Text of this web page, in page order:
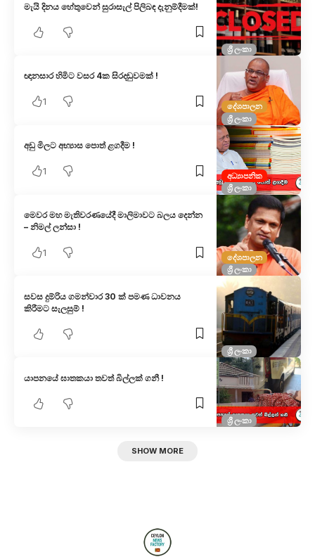
ශ්‍රී ලංකා
මැයි දිනය හේතුවෙන් සුරාසැල් පිලිබඳ දැනුම්දීමක්!
දේශපාලන
ශ්‍රී ලංකා
ඥානසාර හිමිට වසර 4ක සිරදඬුවමක් !
1
අධ්‍යාපනික
ශ්‍රී ලංකා
අඩු මිලට අභ්‍යාස පොත් ළගදීම !
1
දේශපාලන
ශ්‍රී ලංකා
මෙවර මහ මැතිවරණයේදී මාලිමාවට බලය දෙන්න
– නිමල් ලන්සා !
1
ශ්‍රී ලංකා
සවස දුම්රිය ගමන්වාර 30 ක් පමණ ධාවනය
කිරීමට සැලසුම් !
ශ්‍රී ලංකා
යාපනයේ ඝාතකයා තවත් බිල්ලක් ගනී !
SHOW MORE